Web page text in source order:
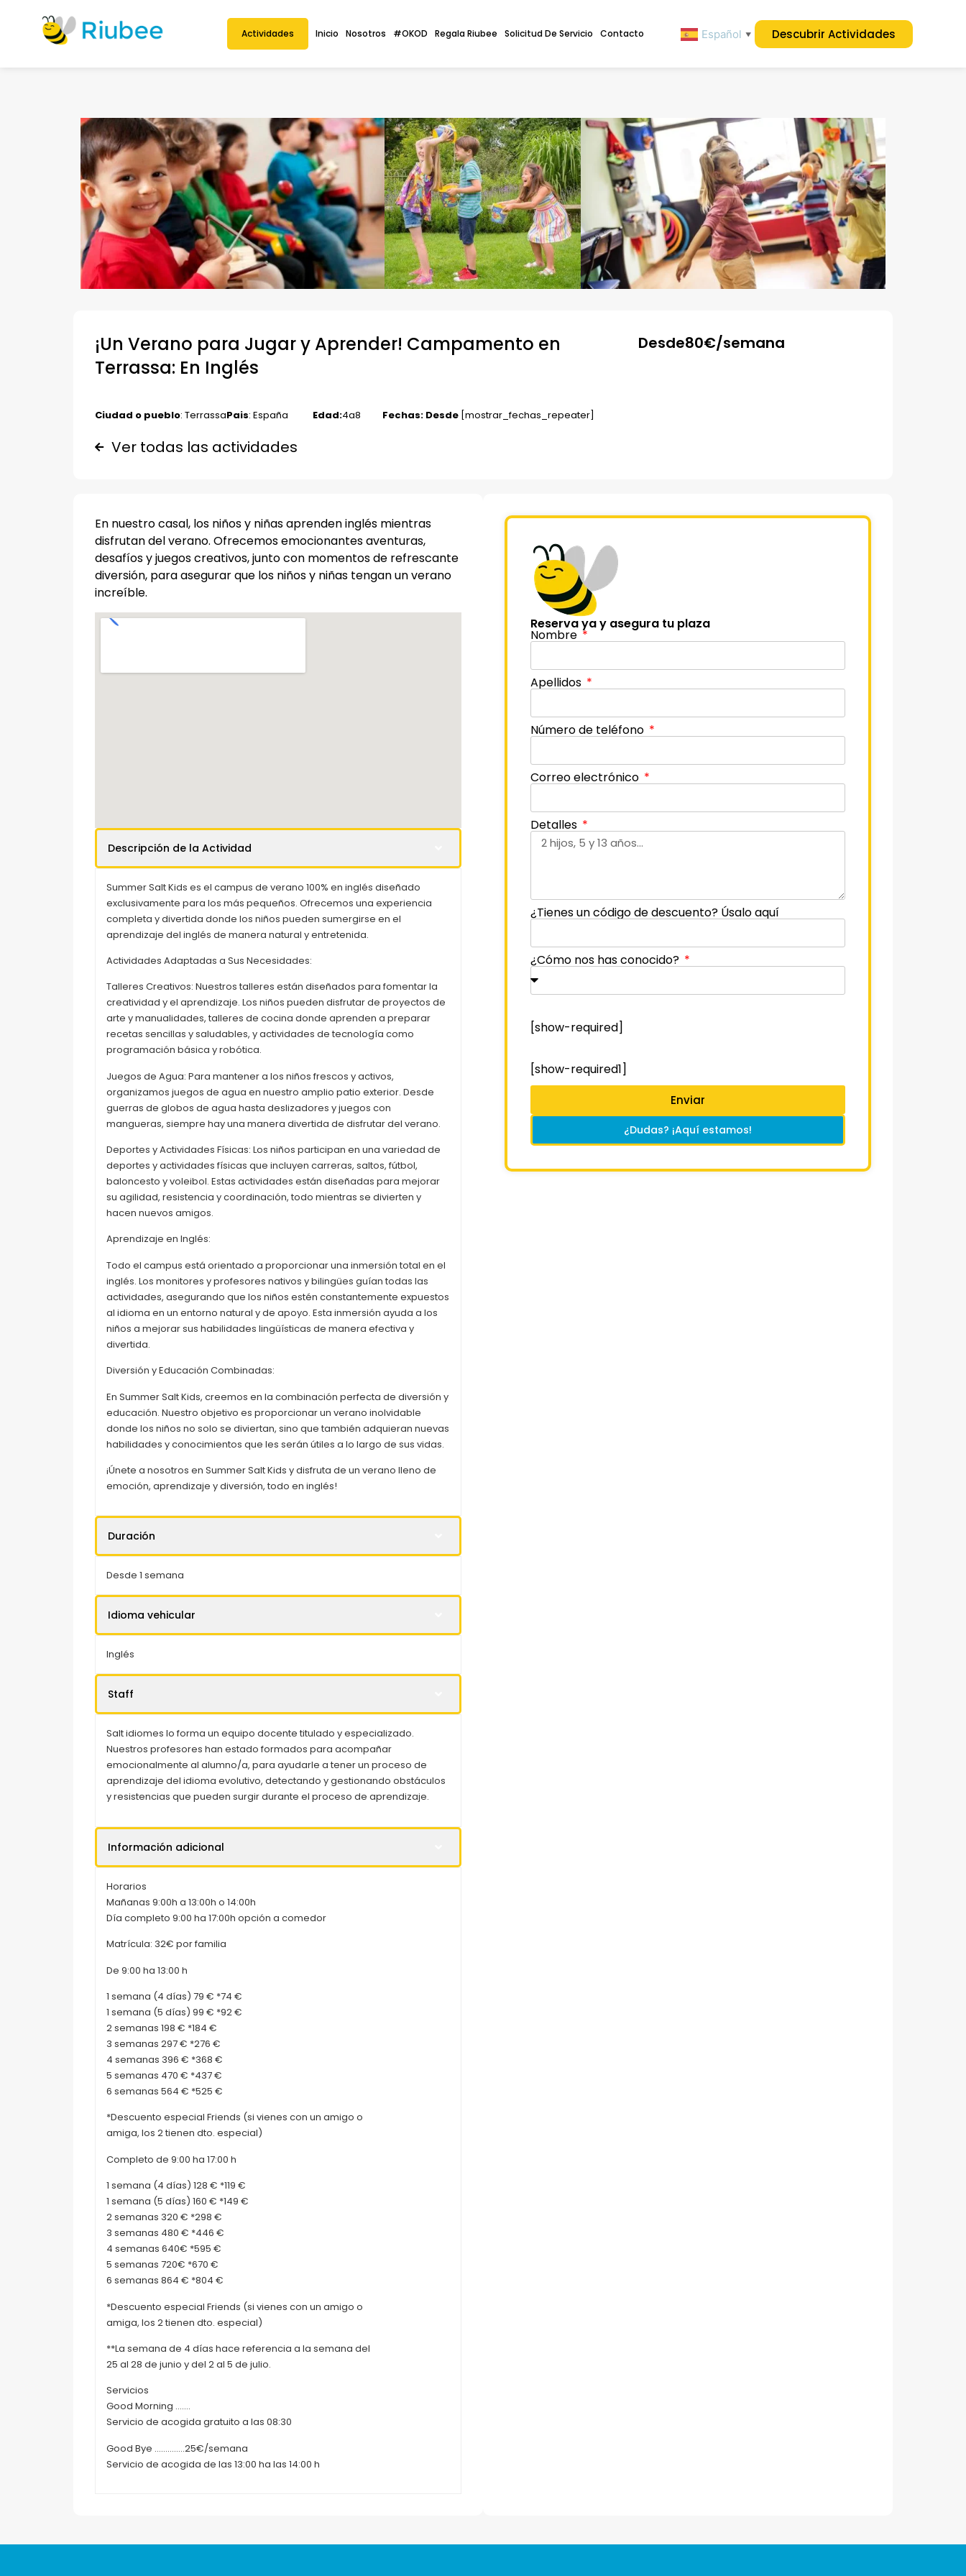
Actividades Inicio Nosotros #OKOD Regala Riubee Solicitud De Servicio Contacto Español ▼ Descubrir Actividades
¡Un Verano para Jugar y Aprender! Campamento en
Terrassa: En Inglés
Desde80€/semana
Ciudad o pueblo: TerrassaPais: España Edad:4a8 Fechas: Desde [mostrar_fechas_repeater]
Ver todas las actividades
En nuestro casal, los niños y niñas aprenden inglés mientras
disfrutan del verano. Ofrecemos emocionantes aventuras,
desafíos y juegos creativos, junto con momentos de refrescante
diversión, para asegurar que los niños y niñas tengan un verano
increíble.
Descripción de la Actividad
Summer Salt Kids es el campus de verano 100% en inglés diseñado
exclusivamente para los más pequeños. Ofrecemos una experiencia
completa y divertida donde los niños pueden sumergirse en el
aprendizaje del inglés de manera natural y entretenida.
Actividades Adaptadas a Sus Necesidades:
Talleres Creativos: Nuestros talleres están diseñados para fomentar la
creatividad y el aprendizaje. Los niños pueden disfrutar de proyectos de
arte y manualidades, talleres de cocina donde aprenden a preparar
recetas sencillas y saludables, y actividades de tecnología como
programación básica y robótica.
Juegos de Agua: Para mantener a los niños frescos y activos,
organizamos juegos de agua en nuestro amplio patio exterior. Desde
guerras de globos de agua hasta deslizadores y juegos con
mangueras, siempre hay una manera divertida de disfrutar del verano.
Deportes y Actividades Físicas: Los niños participan en una variedad de
deportes y actividades físicas que incluyen carreras, saltos, fútbol,
baloncesto y voleibol. Estas actividades están diseñadas para mejorar
su agilidad, resistencia y coordinación, todo mientras se divierten y
hacen nuevos amigos.
Aprendizaje en Inglés:
Todo el campus está orientado a proporcionar una inmersión total en el
inglés. Los monitores y profesores nativos y bilingües guían todas las
actividades, asegurando que los niños estén constantemente expuestos
al idioma en un entorno natural y de apoyo. Esta inmersión ayuda a los
niños a mejorar sus habilidades lingüísticas de manera efectiva y
divertida.
Diversión y Educación Combinadas:
En Summer Salt Kids, creemos en la combinación perfecta de diversión y
educación. Nuestro objetivo es proporcionar un verano inolvidable
donde los niños no solo se diviertan, sino que también adquieran nuevas
habilidades y conocimientos que les serán útiles a lo largo de sus vidas.
¡Únete a nosotros en Summer Salt Kids y disfruta de un verano lleno de
emoción, aprendizaje y diversión, todo en inglés!
Duración
Desde 1 semana
Idioma vehicular
Inglés
Staff
Salt idiomes lo forma un equipo docente titulado y especializado.
Nuestros profesores han estado formados para acompañar
emocionalmente al alumno/a, para ayudarle a tener un proceso de
aprendizaje del idioma evolutivo, detectando y gestionando obstáculos
y resistencias que pueden surgir durante el proceso de aprendizaje.
Información adicional
Horarios
Mañanas 9:00h a 13:00h o 14:00h
Día completo 9:00 ha 17:00h opción a comedor
Matrícula: 32€ por familia
De 9:00 ha 13:00 h
1 semana (4 días) 79 € *74 €
1 semana (5 días) 99 € *92 €
2 semanas 198 € *184 €
3 semanas 297 € *276 €
4 semanas 396 € *368 €
5 semanas 470 € *437 €
6 semanas 564 € *525 €
*Descuento especial Friends (si vienes con un amigo o
amiga, los 2 tienen dto. especial)
Completo de 9:00 ha 17:00 h
1 semana (4 días) 128 € *119 €
1 semana (5 días) 160 € *149 €
2 semanas 320 € *298 €
3 semanas 480 € *446 €
4 semanas 640€ *595 €
5 semanas 720€ *670 €
6 semanas 864 € *804 €
*Descuento especial Friends (si vienes con un amigo o
amiga, los 2 tienen dto. especial)
**La semana de 4 días hace referencia a la semana del
25 al 28 de junio y del 2 al 5 de julio.
Servicios
Good Morning …….
Servicio de acogida gratuito a las 08:30
Good Bye …………..25€/semana
Servicio de acogida de las 13:00 ha las 14:00 h
Reserva ya y asegura tu plaza
Nombre
Apellidos
Número de teléfono
Correo electrónico
Detalles
¿Tienes un código de descuento? Úsalo aquí
¿Cómo nos has conocido?
[show-required]
[show-required1]
Enviar
¿Dudas? ¡Aquí estamos!